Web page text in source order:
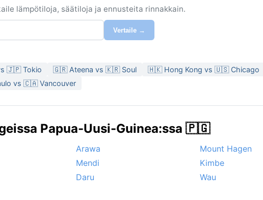
lämpötiloja, säätiloja ja ennusteita rinnakkain.
Vertaile →
🇯🇵 Tokio 🇬🇷 Ateena vs 🇰🇷 Soul
🇭🇰 Hong Kong vs 🇺🇸 Chicago
vs 🇨🇦 Vancouver
Papua-Uusi-Guinea:ssa 🇵🇬
Arawa
Mount Hagen
Mendi
Kimbe
Daru
Wau